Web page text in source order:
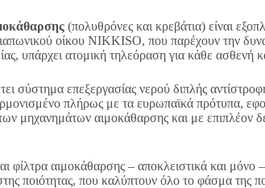
(πολυθρόνες και κρεβάτια) είναι
ιαπωνικού οίκου ΝΙΚΚΙSΟ, που παρέχουν την
υπάρχει ατομική τηλεόραση για κάθε
σύστημα επεξεργασίας νερού διπλής
πλήρως με τα ευρωπαϊκά πρότυπα,
μηχανημάτων αιμοκάθαρσης και με επιπλέον
φίλτρα αιμοκάθαρσης – αποκλειστικά και
ποιότητας, που καλύπτουν όλο το φάσμα της